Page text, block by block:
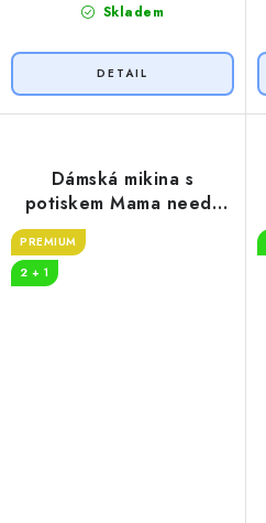
Skladem
Dámská mikina s
potiskem Mama needs
PREMIUM
2 + 1